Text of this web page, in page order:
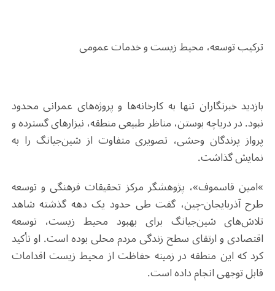
ترکیب توسعه، محیط زیست و خدمات عمومی
بازدید خبرنگاران تنها به کارخانه‌ها و پروژه‌های عمرانی محدود
نبود. در دریاچه بوستن، مناظر طبیعی منطقه، نیزارهای گسترده و
پرواز پرندگان وحشی، تصویری متفاوت از شین‌جیانگ را به
نمایش گذاشت.
«امین قاسموف»، پژوهشگر مرکز تحقیقات فرهنگی و توسعه
طرح آذربایجان-چین، گفت طی حدود یک دهه گذشته شاهد
تلاش‌های شین‌جیانگ برای بهبود محیط زیست، توسعه
اقتصادی و ارتقای سطح زندگی مردم محلی بوده است. او تأکید
کرد که این منطقه در زمینه حفاظت از محیط زیست اقدامات
قابل توجهی انجام داده است.